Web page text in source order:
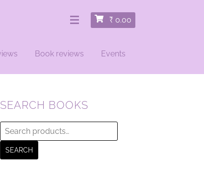
₹ 0.00
Book reviews Events
SEARCH BOOKS
Search
for:
SEARCH